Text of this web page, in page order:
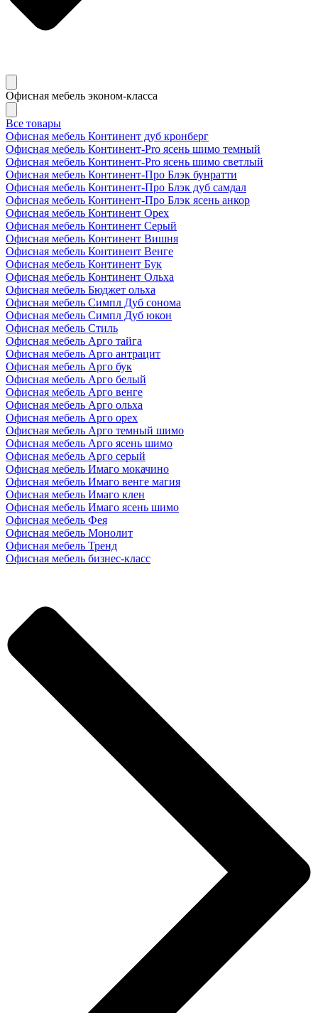
Офисная мебель эконом-класса
Все товары
Офисная мебель Континент дуб кронберг
Офисная мебель Континент-Pro ясень шимо темный
Офисная мебель Континент-Pro ясень шимо светлый
Офисная мебель Континент-Про Блэк бунратти
Офисная мебель Континент-Про Блэк дуб самдал
Офисная мебель Континент-Про Блэк ясень анкор
Офисная мебель Континент Орех
Офисная мебель Континент Серый
Офисная мебель Континент Вишня
Офисная мебель Континент Венге
Офисная мебель Континент Бук
Офисная мебель Континент Ольха
Офисная мебель Бюджет ольха
Офисная мебель Симпл Дуб сонома
Офисная мебель Симпл Дуб юкон
Офисная мебель Стиль
Офисная мебель Арго тайга
Офисная мебель Арго антрацит
Офисная мебель Арго бук
Офисная мебель Арго белый
Офисная мебель Арго венге
Офисная мебель Арго ольха
Офисная мебель Арго орех
Офисная мебель Арго темный шимо
Офисная мебель Арго ясень шимо
Офисная мебель Арго серый
Офисная мебель Имаго мокачино
Офисная мебель Имаго венге магия
Офисная мебель Имаго клен
Офисная мебель Имаго ясень шимо
Офисная мебель Фея
Офисная мебель Монолит
Офисная мебель Тренд
Офисная мебель бизнес-класс